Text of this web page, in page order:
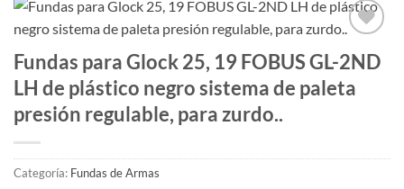
Añadir
a la
lista
Fundas para Glock 25, 19 FOBUS GL-2ND
LH de plástico negro sistema de paleta
presión regulable, para zurdo..
Categoría: Fundas de Armas